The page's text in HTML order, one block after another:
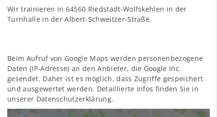
Wir trainieren in 64560 Riedstadt-Wolfskehlen in der
Turnhalle in der Albert-Schweitzer-Straße.
Beim Aufruf von Google Maps werden personenbezogene
Daten (IP-Adresse) an den Anbieter, die Google Inc.
gesendet. Daher ist es möglich, dass Zugriffe gespeichert
und ausgewertet werden. Detaillierte Infos finden Sie in
unserer Datenschutzerklärung.